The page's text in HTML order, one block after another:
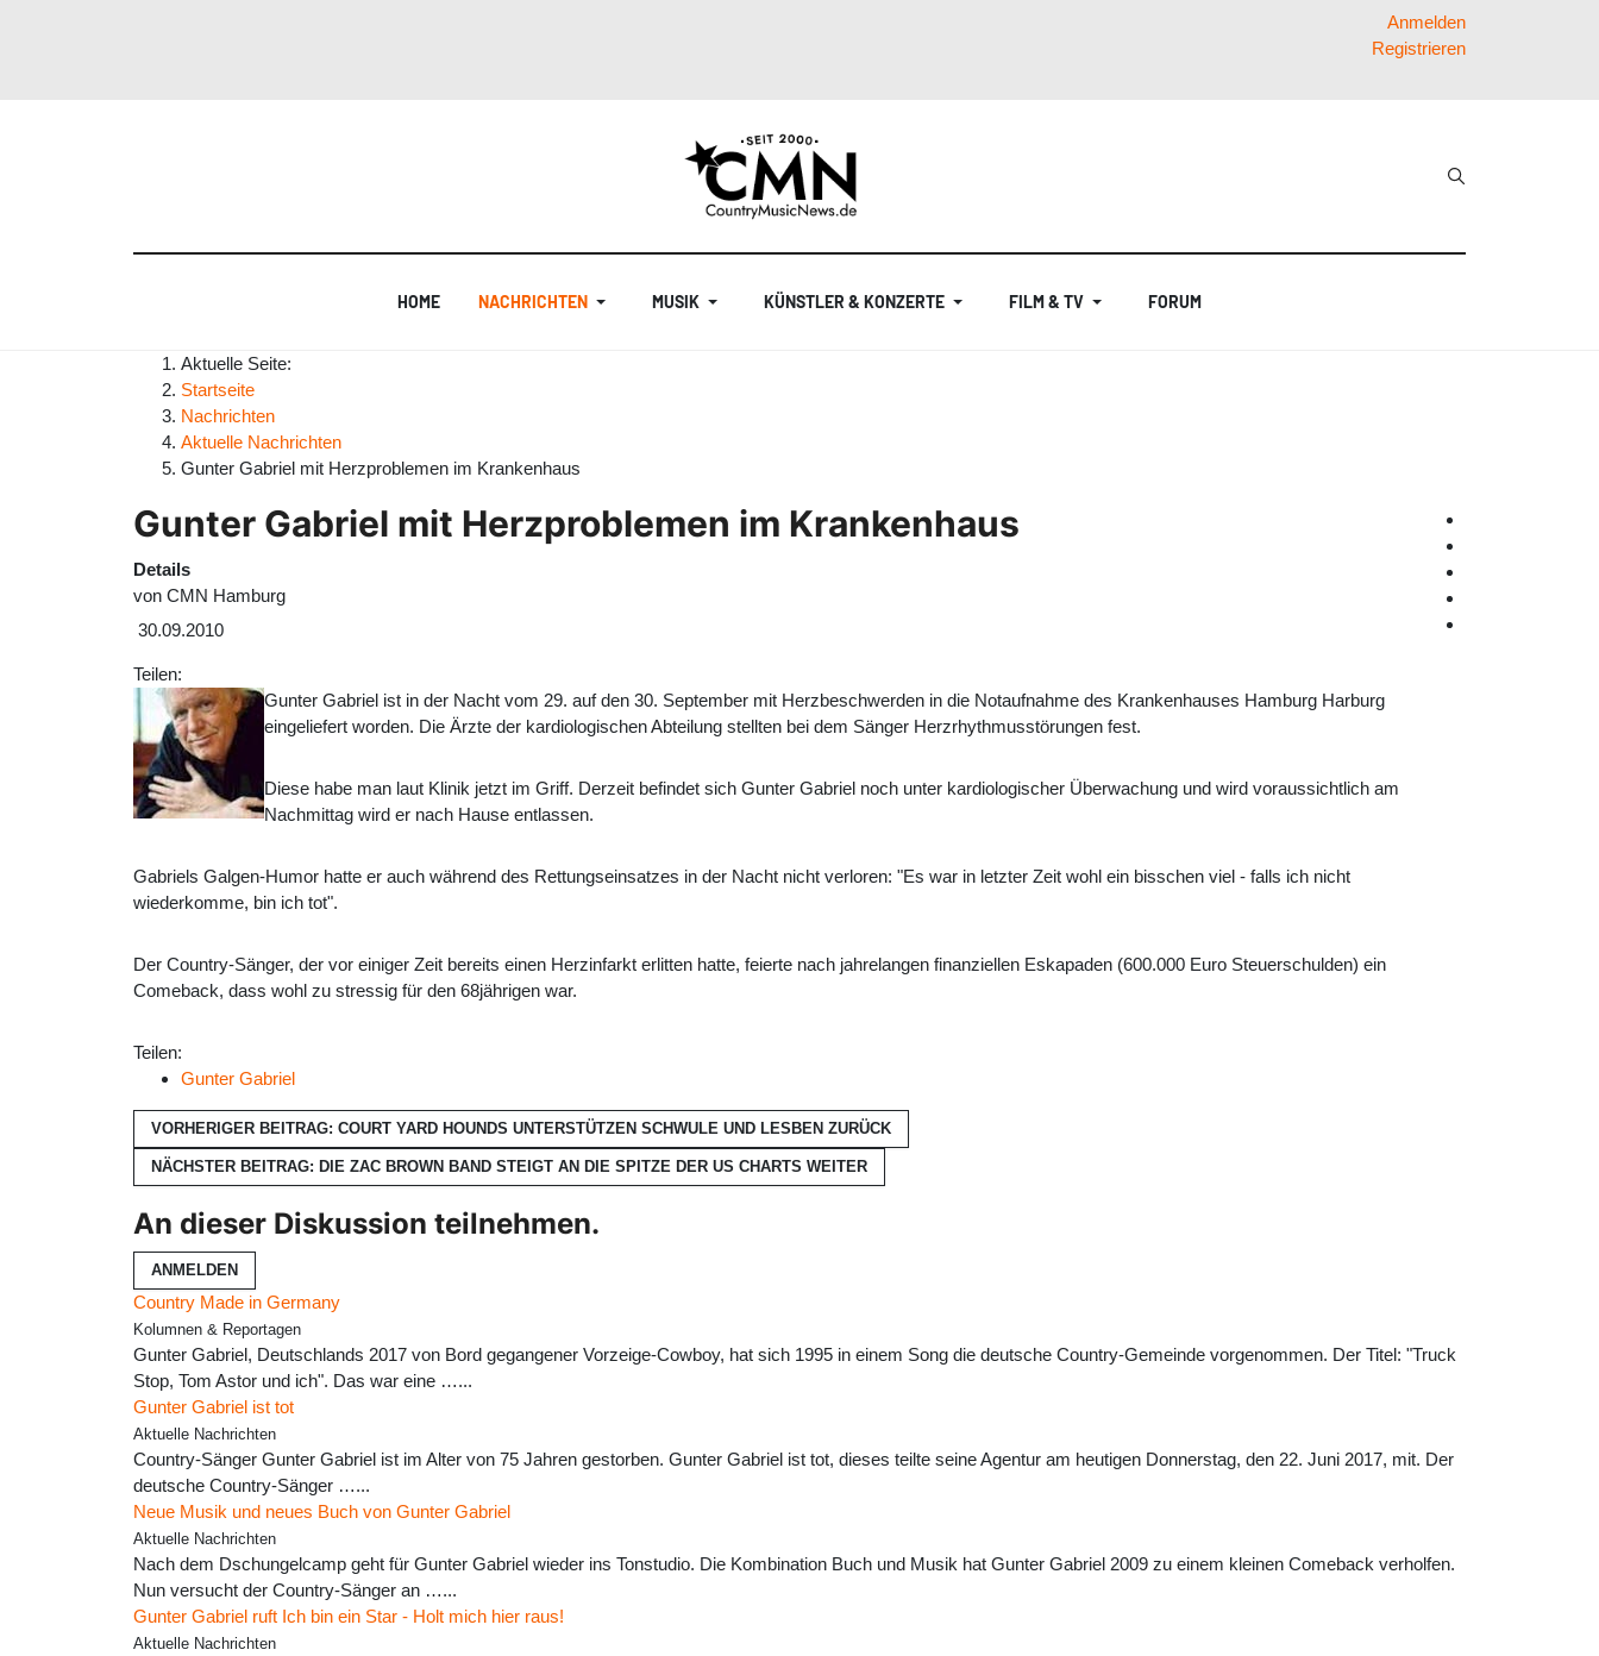
Anmelden
Registrieren
HOME NACHRICHTEN MUSIK KÜNSTLER & KONZERTE FILM & TV FORUM
Aktuelle Seite:
Startseite
Nachrichten
Aktuelle Nachrichten
Gunter Gabriel mit Herzproblemen im Krankenhaus
Gunter Gabriel mit Herzproblemen im Krankenhaus
Details
von CMN Hamburg
30.09.2010
Teilen:
Gunter Gabriel ist in der Nacht vom 29. auf den 30. September mit Herzbeschwerden in die Notaufnahme des Krankenhauses Hamburg Harburg
eingeliefert worden. Die Ärzte der kardiologischen Abteilung stellten bei dem Sänger Herzrhythmusstörungen fest.
Diese habe man laut Klinik jetzt im Griff. Derzeit befindet sich Gunter Gabriel noch unter kardiologischer Überwachung und wird voraussichtlich am
Nachmittag wird er nach Hause entlassen.
Gabriels Galgen-Humor hatte er auch während des Rettungseinsatzes in der Nacht nicht verloren: "Es war in letzter Zeit wohl ein bisschen viel - falls ich nicht
wiederkomme, bin ich tot".
Der Country-Sänger, der vor einiger Zeit bereits einen Herzinfarkt erlitten hatte, feierte nach jahrelangen finanziellen Eskapaden (600.000 Euro Steuerschulden) ein
Comeback, dass wohl zu stressig für den 68jährigen war.
Teilen:
Gunter Gabriel
VORHERIGER BEITRAG: COURT YARD HOUNDS UNTERSTÜTZEN SCHWULE UND LESBEN ZURÜCK
NÄCHSTER BEITRAG: DIE ZAC BROWN BAND STEIGT AN DIE SPITZE DER US CHARTS WEITER
An dieser Diskussion teilnehmen.
ANMELDEN
Country Made in Germany
Kolumnen & Reportagen
Gunter Gabriel, Deutschlands 2017 von Bord gegangener Vorzeige-Cowboy, hat sich 1995 in einem Song die deutsche Country-Gemeinde vorgenommen. Der Titel: "Truck
Stop, Tom Astor und ich". Das war eine …...
Gunter Gabriel ist tot
Aktuelle Nachrichten
Country-Sänger Gunter Gabriel ist im Alter von 75 Jahren gestorben. Gunter Gabriel ist tot, dieses teilte seine Agentur am heutigen Donnerstag, den 22. Juni 2017, mit. Der
deutsche Country-Sänger …...
Neue Musik und neues Buch von Gunter Gabriel
Aktuelle Nachrichten
Nach dem Dschungelcamp geht für Gunter Gabriel wieder ins Tonstudio. Die Kombination Buch und Musik hat Gunter Gabriel 2009 zu einem kleinen Comeback verholfen.
Nun versucht der Country-Sänger an …...
Gunter Gabriel ruft Ich bin ein Star - Holt mich hier raus!
Aktuelle Nachrichten